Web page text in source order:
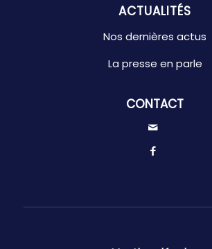
ACTUALITÉS
Nos dernières actus
La presse en parle
CONTACT